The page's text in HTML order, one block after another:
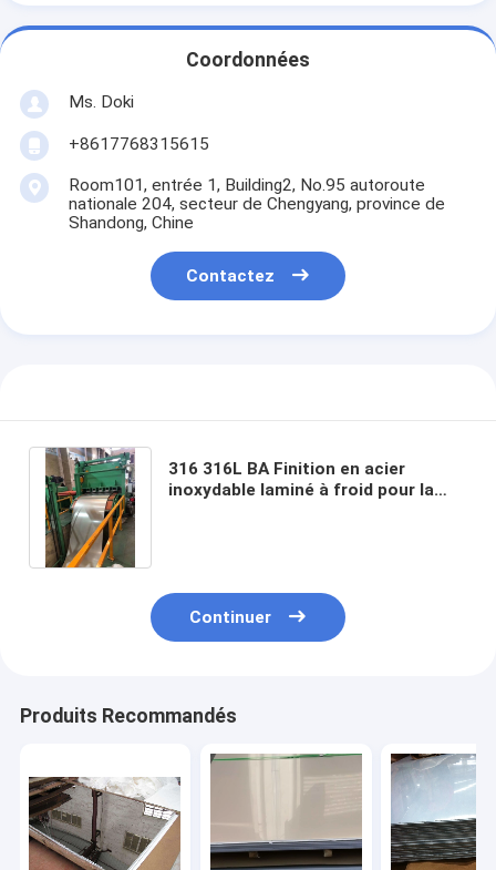
Coordonnées
Ms. Doki
+8617768315615
Room101, entrée 1, Building2, No.95 autoroute
nationale 204, secteur de Chengyang, province de
Shandong, Chine
Contactez
316 316L BA Finition en acier
inoxydable laminé à froid pour la
Continuer
Produits Recommandés